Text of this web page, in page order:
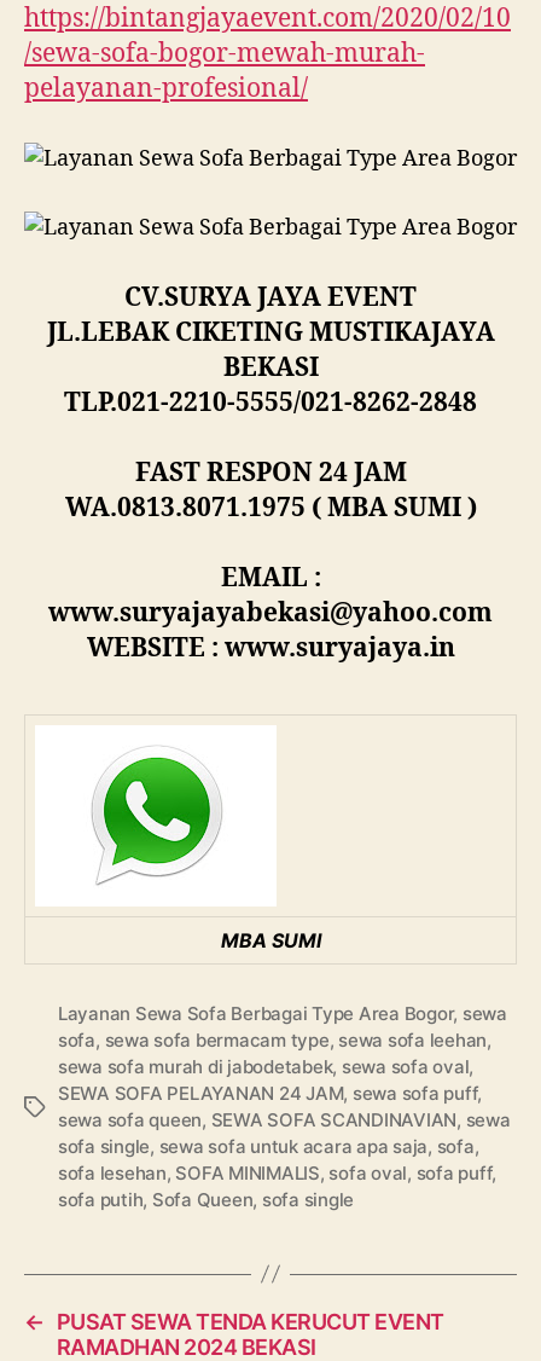
https://bintangjayaevent.com/2020/02/10
/sewa-sofa-bogor-mewah-murah-
pelayanan-profesional/
CV.SURYA JAYA EVENT
JL.LEBAK CIKETING MUSTIKAJAYA
BEKASI
TLP.021-2210-5555/021-8262-2848
FAST RESPON 24 JAM
WA.0813.8071.1975 ( MBA SUMI )
EMAIL :
www.suryajayabekasi@yahoo.com
WEBSITE : www.suryajaya.in
MBA SUMI
Tags
Layanan Sewa Sofa Berbagai Type Area Bogor, sewa
sofa, sewa sofa bermacam type, sewa sofa leehan,
sewa sofa murah di jabodetabek, sewa sofa oval,
SEWA SOFA PELAYANAN 24 JAM, sewa sofa puff,
sewa sofa queen, SEWA SOFA SCANDINAVIAN, sewa
sofa single, sewa sofa untuk acara apa saja, sofa,
sofa lesehan, SOFA MINIMALIS, sofa oval, sofa puff,
sofa putih, Sofa Queen, sofa single
←
PUSAT SEWA TENDA KERUCUT EVENT
RAMADHAN 2024 BEKASI